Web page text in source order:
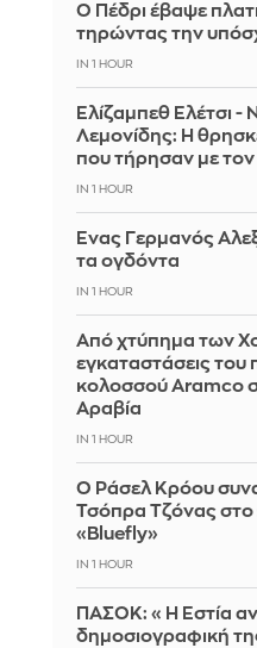
Ο Πέδρι έβαψε
τηρώντας την
IN 1 HOUR
Ελίζαμπεθ Ελέτσι -
Λεμονίδης: Η
που τήρησαν με τον
IN 1 HOUR
Ένας Γερμανός
τα ογδόντα
IN 1 HOUR
Από χτύπημα των
εγκαταστάσεις του
κολοσσού Aramco
Αραβία
IN 1 HOUR
Ο Ράσελ Κρόου
Τσόπρα Τζόνας στο
«Bluefly»
IN 1 HOUR
ΠΑΣΟΚ: «Η Εστία
δημοσιογραφική